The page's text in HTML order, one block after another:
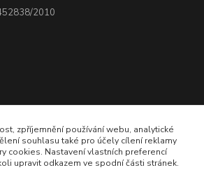
2010
So: 9,00 - 11,30 hod.
zpříjemnění používání webu, analytické
souhlasu také pro účely cílení reklamy
cookies. Nastavení vlastních preferencí
upravit odkazem ve spodní části stránek.